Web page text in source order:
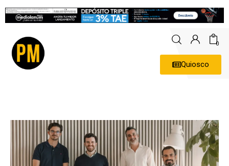
0
Quiosco
Economía
Empresas